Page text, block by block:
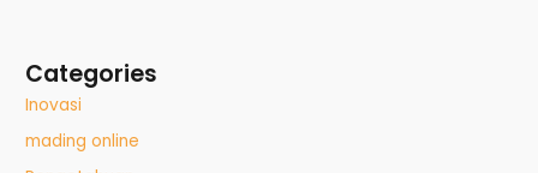
Categories
Inovasi
mading online